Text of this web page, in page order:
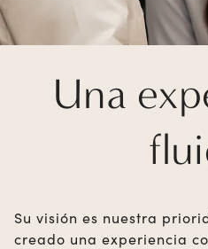
Una
Su visión es nuestra
creado una experiencia